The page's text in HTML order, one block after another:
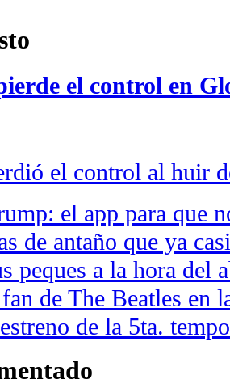
el control en
el control al huir
el app para que
de antaño que ya
peques a la hora del
de The Beatles en
de la 5ta.